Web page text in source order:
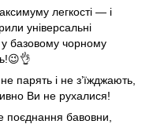
легкості — і
універсальні
базовому чорному
парять і не з’їжджають,
Ви не рухалися!
поєднання бавовни,